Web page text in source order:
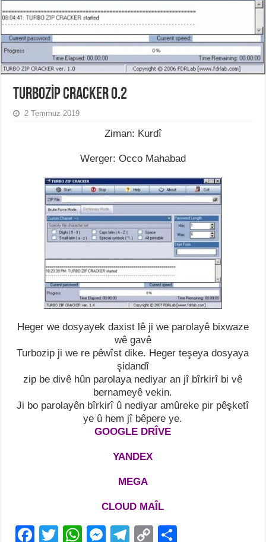
TURBOZİP CRACKER 0.2
2 Temmuz 2019
Ziman: Kurdî
Werger: Occo Mahabad
Heger we dosyayek daxist lê ji we parolayê bixwaze
wê gavê
Turbozip ji we re pêwîst dike. Heger teşeya dosyaya
şidandî
zip be divê hûn parolaya nediyar an jî bîrkirî bi vê
bernameyê vekin.
Ji bo parolayên bîrkirî û nediyar amûreke pir pêşketî
ye û hem jî bêpere ye.
GOOGLE DRÎVE
YANDEX
MEGA
CLOUD MAÎL
F
T
W M T
C